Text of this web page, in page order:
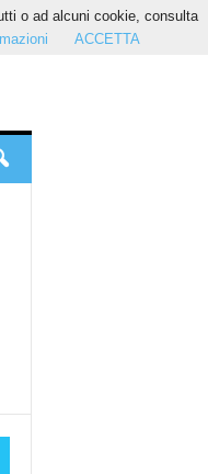
o ad alcuni cookie, consulta
ACCETTA